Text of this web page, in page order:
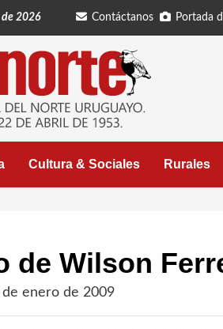
de 2026 Contáctanos Portada
Cultura & Sociales Rurales
de Wilson
enero de 2009